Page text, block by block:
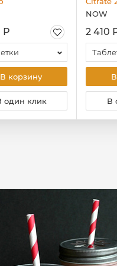
Р
В корзину
один клик
NOW
2 410
В